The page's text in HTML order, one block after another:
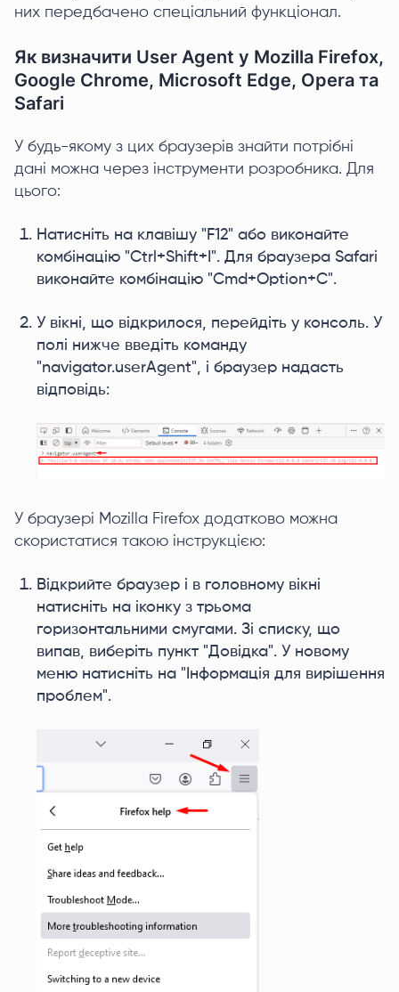
них передбачено спеціальний функціонал.
Як визначити User Agent у Mozilla Firefox,
Google Chrome, Microsoft Edge, Opera та
Safari
У будь-якому з цих браузерів знайти потрібні
дані можна через інструменти розробника. Для
цього:
Натисніть на клавішу "F12" або виконайте
комбінацію "Ctrl+Shift+I". Для браузера Safari
виконайте комбінацію "Cmd+Option+C".
У вікні, що відкрилося, перейдіть у консоль. У
полі нижче введіть команду
"navigator.userAgent", і браузер надасть
відповідь:
У браузері Mozilla Firefox додатково можна
скористатися такою інструкцією:
Відкрийте браузер і в головному вікні
натисніть на іконку з трьома
горизонтальними смугами. Зі списку, що
випав, виберіть пункт "Довідка". У новому
меню натисніть на "Інформація для вирішення
проблем".